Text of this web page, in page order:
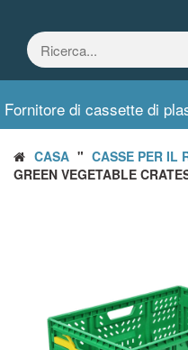
contenuto
Fornitore di cassette di
CASA " CASSE PER IL
GREEN VEGETABLE